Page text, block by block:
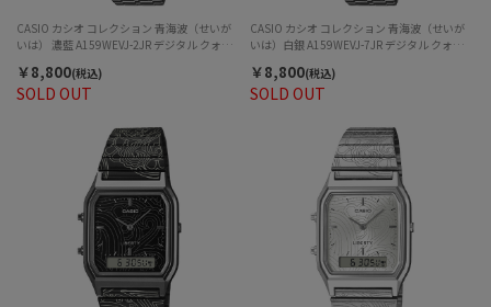
SOLD OUT
CASIO カシオ コレクション 青海波（せいが
いは） 濃藍 A159WEVJ-2JR デジタル クォー
￥8,800(税込)
SOLD OUT
CASIO カシオ コレクション 青海波（せいが
いは）白銀 A159WEVJ-7JR デジタル クォーツ
￥8,800(税込)